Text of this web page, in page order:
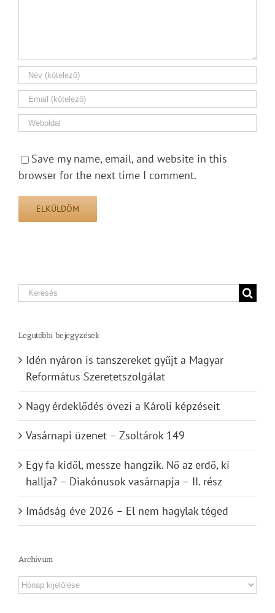
Save my name, email, and website in this
browser for the next time I comment.
Search
Legutóbbi bejegyzések
Idén nyáron is tanszereket gyűjt a Magyar
Református Szeretetszolgálat
Nagy érdeklődés övezi a Károli képzéseit
Vasárnapi üzenet – Zsoltárok 149
Egy fa kidől, messze hangzik. Nő az erdő, ki
hallja? – Diakónusok vasárnapja – II. rész
Imádság éve 2026 – El nem hagylak téged
Archívum
Archívum